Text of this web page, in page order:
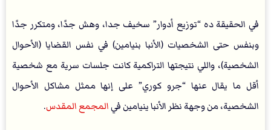
في الحقيقة ده “توزيع أدوار” سخيف جدا، وهش جدًا، ومتكرر جدًا
وبنفس حتى الشخصيات (الأنبا بنيامين) في نفس القضايا (الأحوال
الشخصية)، واللي نتيجتها التراكمية كانت جلسات سرية مع شخصية
أقل ما يقال عنها “جرو كوري” على إنها ممثل مشاكل الأحوال
الشخصية، من وجهة نظر الأنبا ينيامين فيالمجمع المقدس.